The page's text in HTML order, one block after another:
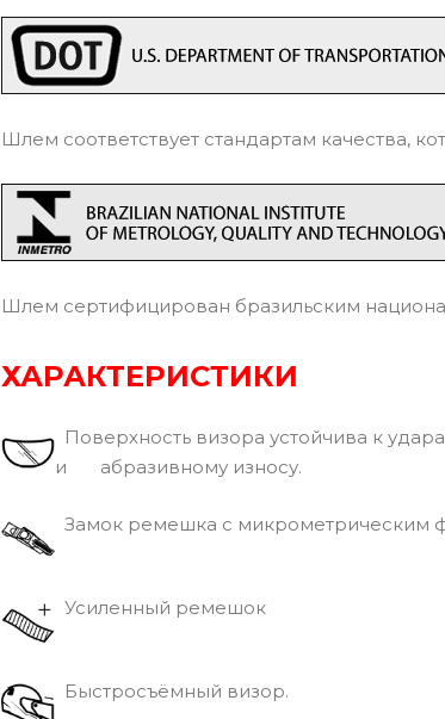
Шлем соответствует стандартам
Шлем сертифицирован бразильским
ХАРАКТЕРИСТИКИ
Поверхность визора устойчива к
и абразивному износу.
Замок ремешка с микрометрическим
Усиленный ремешок
Быстросъёмный визор.